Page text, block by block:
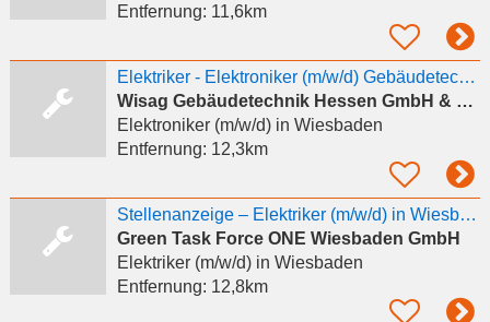
Entfernung: 11,6km
Elektriker - Elektroniker (m/w/d) Gebäudetechnik
Wisag Gebäudetechnik Hessen GmbH & Co. KG
Elektroniker (m/w/d)in Wiesbaden
Entfernung: 12,3km
Stellenanzeige – Elektriker (m/w/d) in Wiesbaden
Green Task Force ONE Wiesbaden GmbH
Elektriker (m/w/d)in Wiesbaden
Entfernung: 12,8km